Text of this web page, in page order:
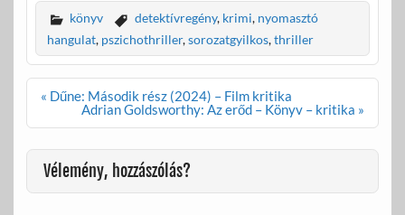
e
b
o
o
k
itt
er
ail za
m
e
g
könyv detektívregény, krimi, nyomasztó
hangulat, pszichothriller,sorozatgyilkos,thriller
Bejegyzés
navigáció
« Dűne: Második rész (2024) – Film kritika
Adrian Goldsworthy: Az erőd – Könyv – kritika »
Vélemény, hozzászólás?